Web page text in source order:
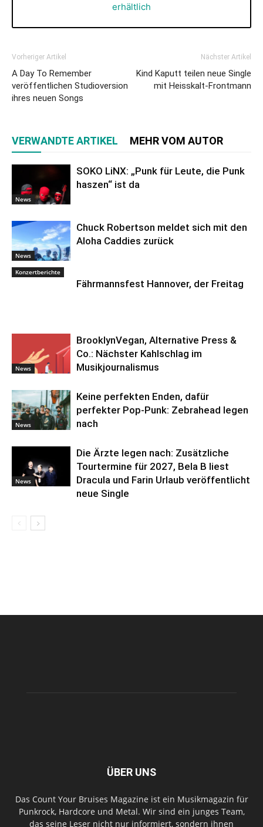
Vorheriger Artikel
A Day To Remember
veröffentlichen Studioversion
ihres neuen Songs
Nächster Artikel
Kind Kaputt teilen neue Single
mit Heisskalt-Frontmann
VERWANDTE ARTIKEL MEHR VOM AUTOR
News
SOKO LiNX: „Punk für Leute, die Punk
haszen“ ist da
News
Chuck Robertson meldet sich mit den
Aloha Caddies zurück
Konzertberichte
Fährmannsfest Hannover, der Freitag
News
BrooklynVegan, Alternative Press &
Co.: Nächster Kahlschlag im
Musikjournalismus
News
Keine perfekten Enden, dafür
perfekter Pop-Punk: Zebrahead legen
nach
News
Die Ärzte legen nach: Zusätzliche
Tourtermine für 2027, Bela B liest
Dracula und Farin Urlaub veröffentlicht
neue Single
ÜBER UNS
Das Count Your Bruises Magazine ist ein Musikmagazin für
Punkrock, Hardcore und Metal. Wir sind ein junges Team,
das seine Leser nicht nur informiert, sondern ihnen